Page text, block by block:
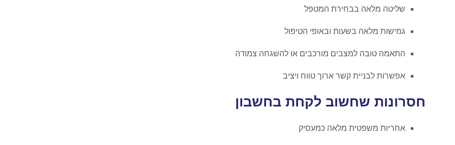
שליטה מלאה בבחירת המטפל
גמישות מלאה בשעות ובאופי הטיפול
התאמה טובה למצבים מורכבים או להשגחה צמודה
אפשרות לבניית קשר ארוך טווח ויציב
חסרונות שחשוב לקחת בחשבון
אחריות משפטית מלאה כמעסיק